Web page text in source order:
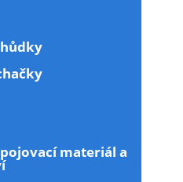
materiál a